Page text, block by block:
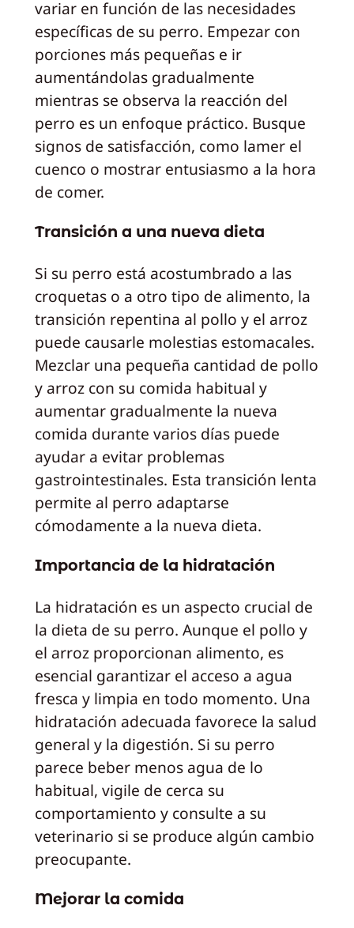
variar en función de las necesidades
específicas de su perro. Empezar con
porciones más pequeñas e ir
aumentándolas gradualmente
mientras se observa la reacción del
perro es un enfoque práctico. Busque
signos de satisfacción, como lamer el
cuenco o mostrar entusiasmo a la hora
de comer.
Transición a una nueva dieta
Si su perro está acostumbrado a las
croquetas o a otro tipo de alimento, la
transición repentina al pollo y el arroz
puede causarle molestias estomacales.
Mezclar una pequeña cantidad de pollo
y arroz con su comida habitual y
aumentar gradualmente la nueva
comida durante varios días puede
ayudar a evitar problemas
gastrointestinales. Esta transición lenta
permite al perro adaptarse
cómodamente a la nueva dieta.
Importancia de la hidratación
La hidratación es un aspecto crucial de
la dieta de su perro. Aunque el pollo y
el arroz proporcionan alimento, es
esencial garantizar el acceso a agua
fresca y limpia en todo momento. Una
hidratación adecuada favorece la salud
general y la digestión. Si su perro
parece beber menos agua de lo
habitual, vigile de cerca su
comportamiento y consulte a su
veterinario si se produce algún cambio
preocupante.
Mejorar la comida